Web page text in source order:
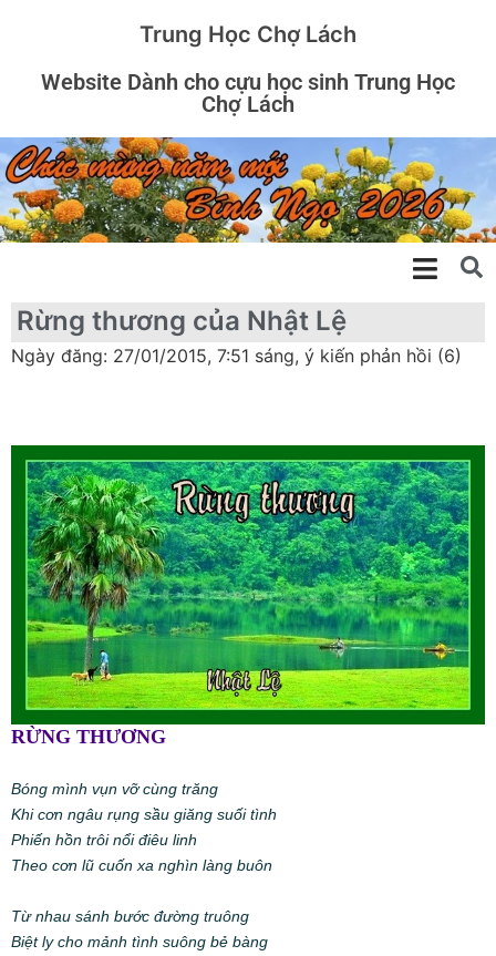
Trung Học Chợ Lách
Website Dành cho cựu học sinh Trung Học
Chợ Lách
Rừng thương của Nhật Lệ
Ngày đăng: 27/01/2015, 7:51 sáng, ý kiến phản hồi (6)
RỪNG THƯƠNG
Bóng mình vụn vỡ cùng trăng
Khi cơn ngâu rụng sầu giăng suối tình
Phiến hồn trôi nổi điêu linh
Theo cơn lũ cuốn xa nghìn làng buôn
Từ nhau sánh bước đường truông
Biệt ly cho mảnh tình suông bẻ bàng